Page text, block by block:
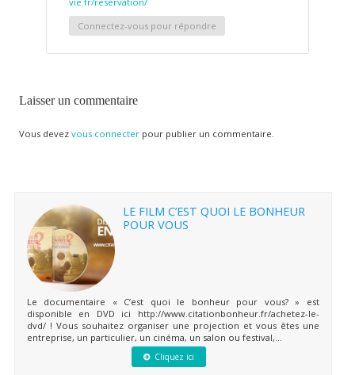
Connectez-vous pour répondre
Laisser un commentaire
Vous devez vous connecterpour publier un commentaire.
LE FILM C’EST QUOI LE BONHEUR
POUR VOUS
Le documentaire « C’est quoi le bonheur pour vous? » est
disponible en DVD ici http://www.citationbonheur.fr/achetez-le-
dvd/ ! Vous souhaitez organiser une projection et vous êtes une
entreprise, un particulier, un cinéma, un salon ou festival,...
Cliquez ici